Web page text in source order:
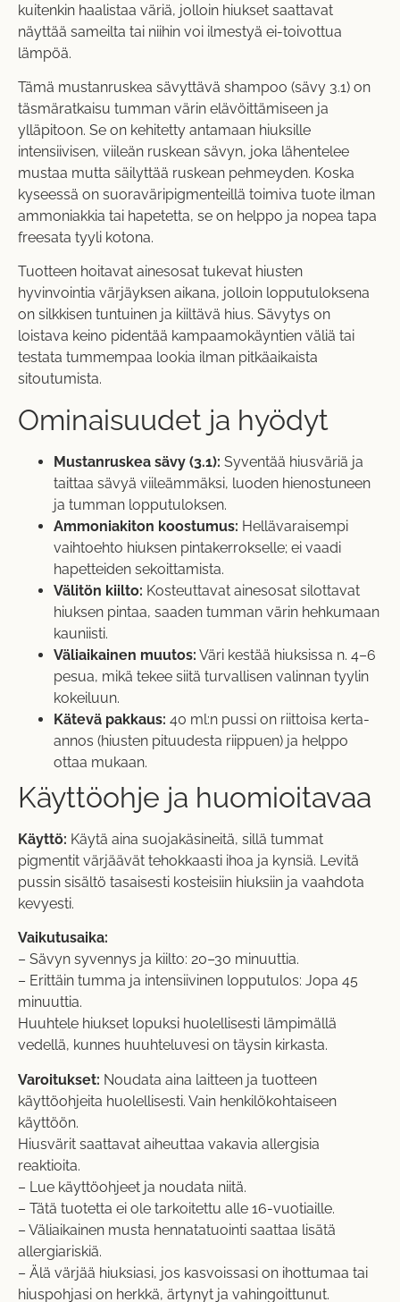
kuitenkin haalistaa väriä, jolloin hiukset saattavat
näyttää sameilta tai niihin voi ilmestyä ei-toivottua
lämpöä.
Tämä mustanruskea sävyttävä shampoo (sävy 3.1) on
täsmäratkaisu tumman värin elävöittämiseen ja
ylläpitoon. Se on kehitetty antamaan hiuksille
intensiivisen, viileän ruskean sävyn, joka lähentelee
mustaa mutta säilyttää ruskean pehmeyden. Koska
kyseessä on suoraväripigmenteillä toimiva tuote ilman
ammoniakkia tai hapetetta, se on helppo ja nopea tapa
freesata tyyli kotona.
Tuotteen hoitavat ainesosat tukevat hiusten
hyvinvointia värjäyksen aikana, jolloin lopputuloksena
on silkkisen tuntuinen ja kiiltävä hius. Sävytys on
loistava keino pidentää kampaamokäyntien väliä tai
testata tummempaa lookia ilman pitkäaikaista
sitoutumista.
Ominaisuudet ja hyödyt
Mustanruskea sävy (3.1): Syventää hiusväriä ja
taittaa sävyä viileämmäksi, luoden hienostuneen
ja tumman lopputuloksen.
Ammoniakiton koostumus: Hellävaraisempi
vaihtoehto hiuksen pintakerrokselle; ei vaadi
hapetteiden sekoittamista.
Välitön kiilto: Kosteuttavat ainesosat silottavat
hiuksen pintaa, saaden tumman värin hehkumaan
kauniisti.
Väliaikainen muutos: Väri kestää hiuksissa n. 4–6
pesua, mikä tekee siitä turvallisen valinnan tyylin
kokeiluun.
Kätevä pakkaus: 40 ml:n pussi on riittoisa kerta-
annos (hiusten pituudesta riippuen) ja helppo
ottaa mukaan.
Käyttöohje ja huomioitavaa
Käyttö: Käytä aina suojakäsineitä, sillä tummat
pigmentit värjäävät tehokkaasti ihoa ja kynsiä. Levitä
pussin sisältö tasaisesti kosteisiin hiuksiin ja vaahdota
kevyesti.
Vaikutusaika:
– Sävyn syvennys ja kiilto: 20–30 minuuttia.
– Erittäin tumma ja intensiivinen lopputulos: Jopa 45
minuuttia.
Huuhtele hiukset lopuksi huolellisesti lämpimällä
vedellä, kunnes huuhteluvesi on täysin kirkasta.
Varoitukset: Noudata aina laitteen ja tuotteen
käyttöohjeita huolellisesti. Vain henkilökohtaiseen
käyttöön.
Hiusvärit saattavat aiheuttaa vakavia allergisia
reaktioita.
– Lue käyttöohjeet ja noudata niitä.
– Tätä tuotetta ei ole tarkoitettu alle 16-vuotiaille.
– Väliaikainen musta hennatatuointi saattaa lisätä
allergiariskiä.
– Älä värjää hiuksiasi, jos kasvoissasi on ihottumaa tai
hiuspohjasi on herkkä, ärtynyt ja vahingoittunut.